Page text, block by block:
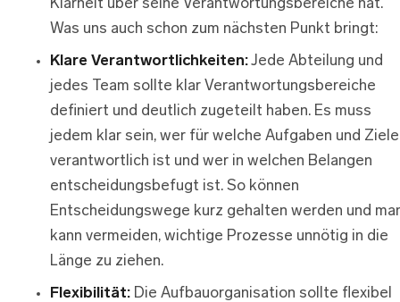
Klarheit über seine Verantwortungsbereiche hat.
Was uns auch schon zum nächsten Punkt bringt:
Klare Verantwortlichkeiten:Jede Abteilung und
jedes Team sollte klar Verantwortungsbereiche
definiert und deutlich zugeteilt haben. Es muss
jedem klar sein, wer für welche Aufgaben und Ziele
verantwortlich ist und wer in welchen Belangen
entscheidungsbefugt ist. So können
Entscheidungswege kurz gehalten werden und
kann vermeiden, wichtige Prozesse unnötig in die
Länge zu ziehen.
Flexibilität: Die Aufbauorganisation sollte flexibel